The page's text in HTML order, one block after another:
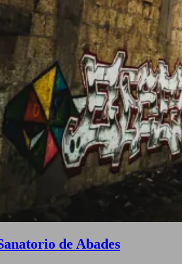
de Abades